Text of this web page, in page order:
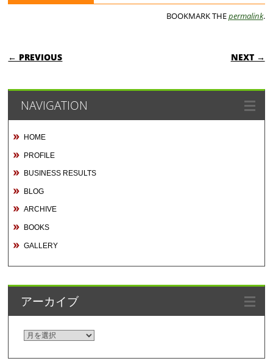
BOOKMARK THEpermalink.
POST NAVIGATION
← PREVIOUS NEXT →
NAVIGATION
HOME
PROFILE
BUSINESS RESULTS
BLOG
ARCHIVE
BOOKS
GALLERY
アーカイブ
ア